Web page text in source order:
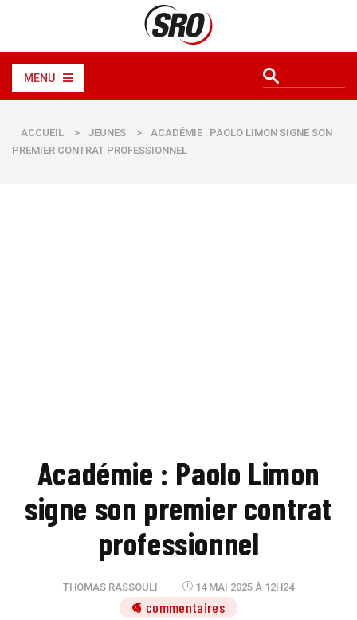
MENU
ACCUEIL > JEUNES >
ACADÉMIE : PAOLO LIMON SIGNE SON
PREMIER CONTRAT PROFESSIONNEL
Académie : Paolo Limon
signe son premier contrat
professionnel
THOMAS RASSOULI 14 MAI 2025 À 12H24
5 commentaires